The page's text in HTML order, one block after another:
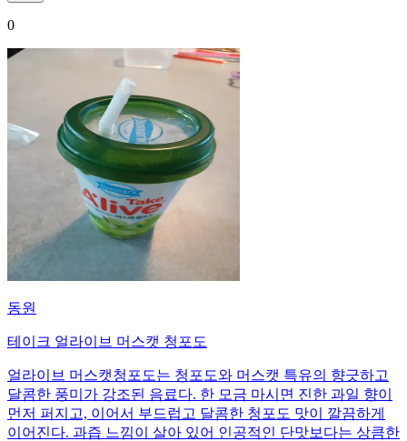
0
동원
테이크 얼라이브 머스캣 청포도
얼라이브 머스캣청포도는 청포도와 머스캣 특유의 향긋하고
달콤한 풍미가 강조된 음료다. 한 모금 마시면 진한 과일 향이
먼저 퍼지고, 이어서 부드럽고 달콤한 청포도 맛이 깔끔하게
이어진다. 과즙 느낌이 살아 있어 인공적인 단맛보다는 상큼한